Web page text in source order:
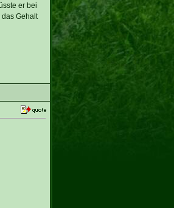
er bei
Gehalt